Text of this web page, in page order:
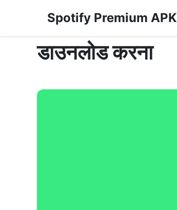
Spotify Premium APK
डाउनलोड करना